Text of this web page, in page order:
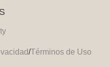
/Términos de Uso